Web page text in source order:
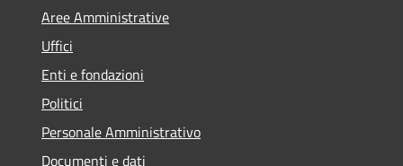
Aree Amministrative
Uffici
Enti e fondazioni
Politici
Personale Amministrativo
Documenti e dati